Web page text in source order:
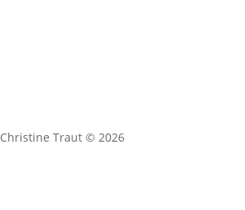
Christine Traut © 2026